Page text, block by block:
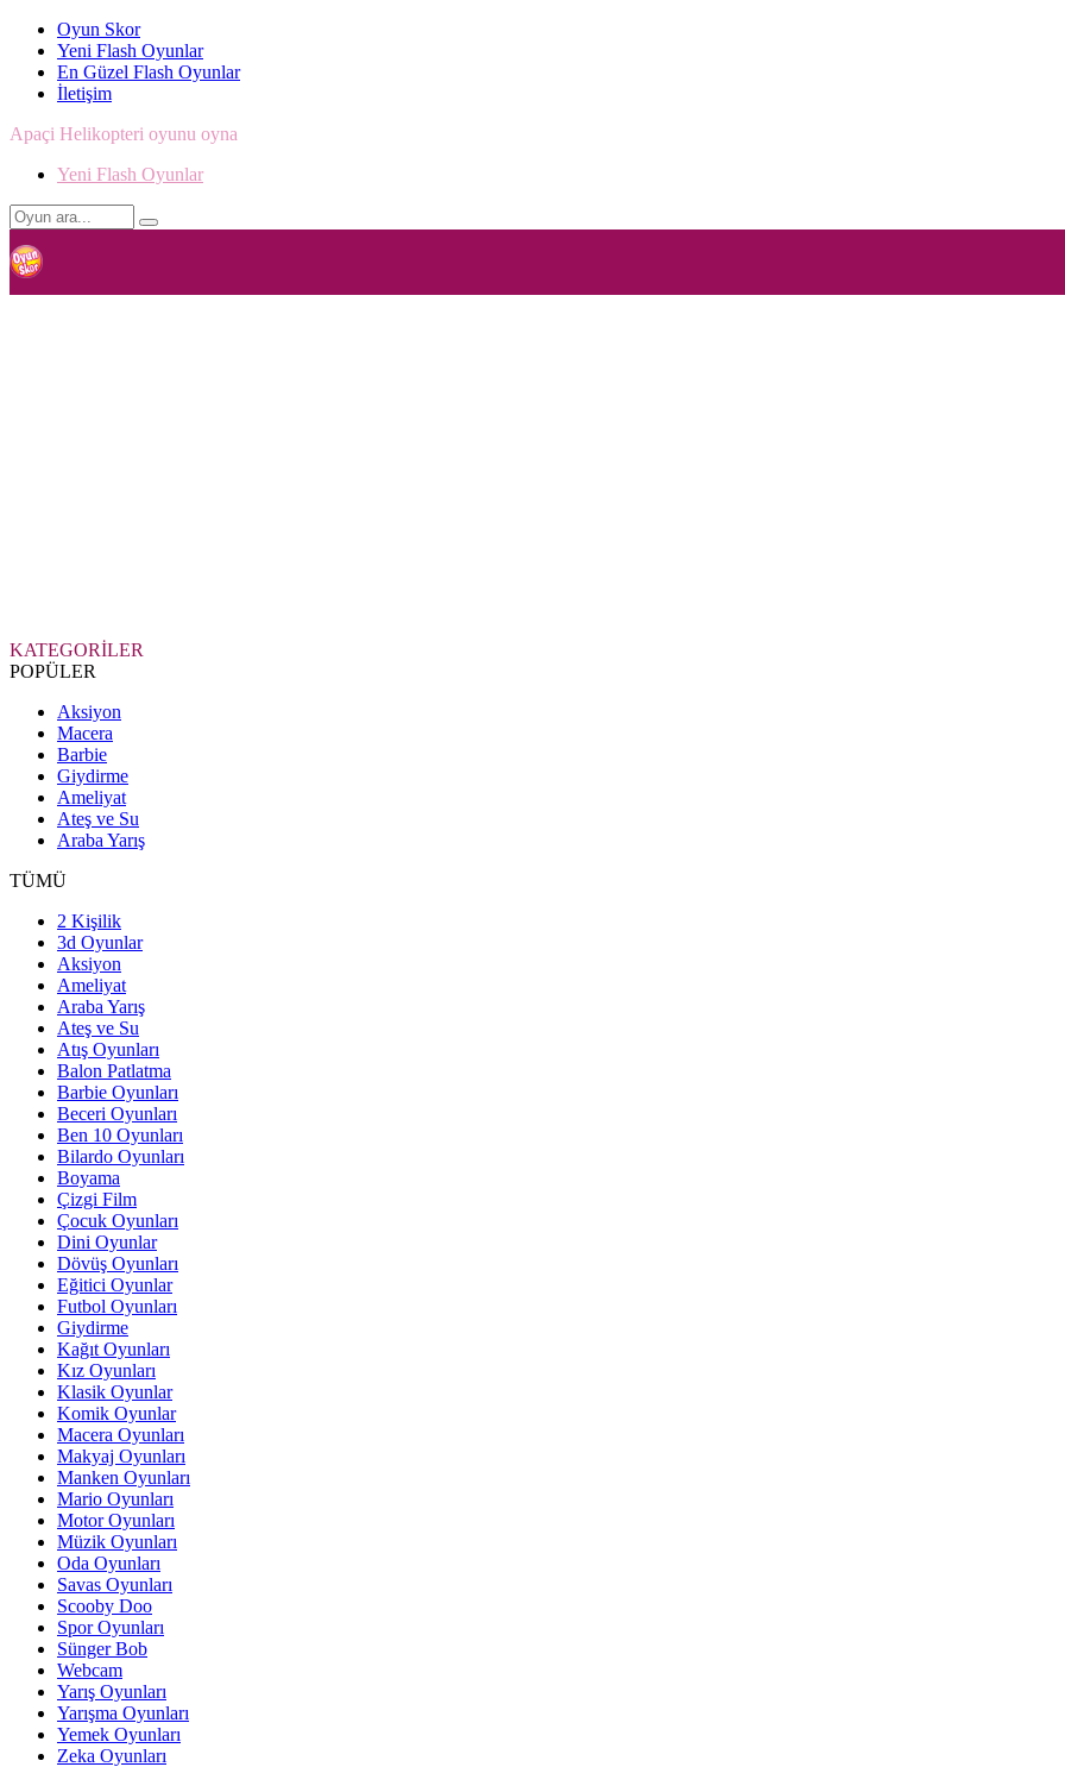
Oyun Skor
Yeni Flash Oyunlar
En Güzel Flash Oyunlar
İletişim
Apaçi Helikopteri oyunu oyna
Yeni Flash Oyunlar
KATEGORİLER
POPÜLER
Aksiyon
Macera
Barbie
Giydirme
Ameliyat
Ateş ve Su
Araba Yarış
TÜMÜ
2 Kişilik
3d Oyunlar
Aksiyon
Ameliyat
Araba Yarış
Ateş ve Su
Atış Oyunları
Balon Patlatma
Barbie Oyunları
Beceri Oyunları
Ben 10 Oyunları
Bilardo Oyunları
Boyama
Çizgi Film
Çocuk Oyunları
Dini Oyunlar
Dövüş Oyunları
Eğitici Oyunlar
Futbol Oyunları
Giydirme
Kağıt Oyunları
Kız Oyunları
Klasik Oyunlar
Komik Oyunlar
Macera Oyunları
Makyaj Oyunları
Manken Oyunları
Mario Oyunları
Motor Oyunları
Müzik Oyunları
Oda Oyunları
Savas Oyunları
Scooby Doo
Spor Oyunları
Sünger Bob
Webcam
Yarış Oyunları
Yarışma Oyunları
Yemek Oyunları
Zeka Oyunları